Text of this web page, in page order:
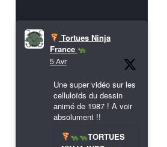
Tortues Ninja
France
5 Avr
Une super vidéo sur les
celluloïds du dessin
animé de 1987 ! A voir
absolument !!
TORTUES